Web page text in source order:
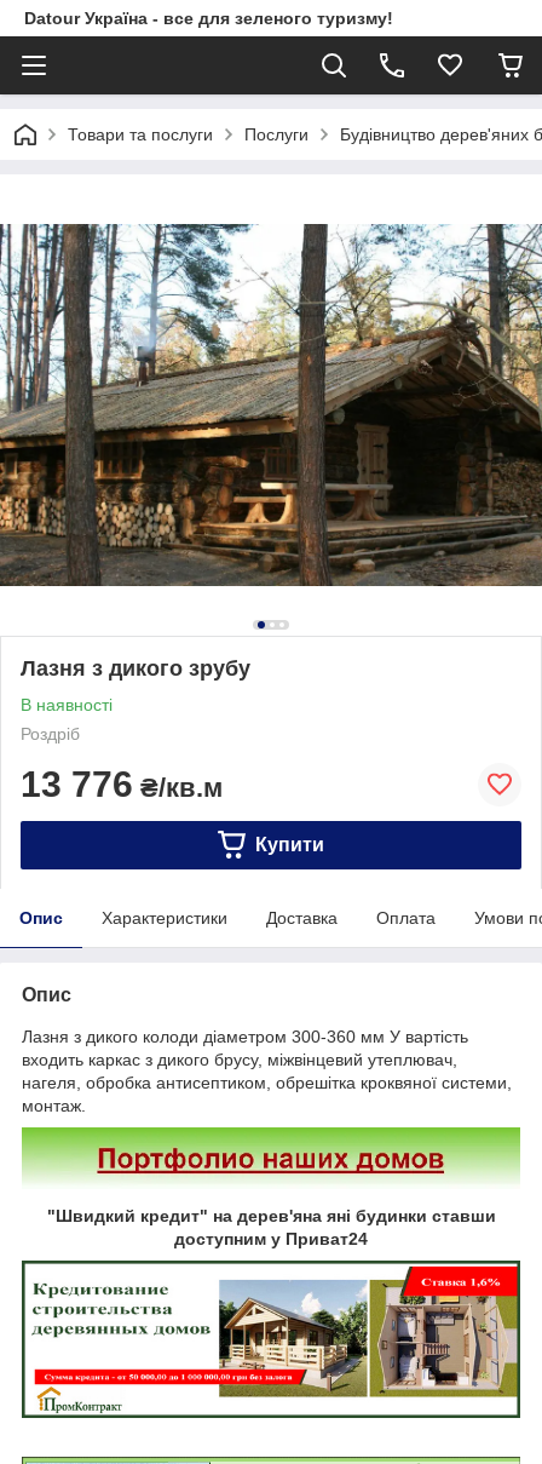
Datour Україна - все для зеленого туризму!
Товари та послуги Послуги Будівництво дерев'яних
Лазня з дикого зрубу
В наявності
Роздріб
13 776 ₴/кв.м
Купити
Опис Характеристики Доставка Оплата Умови
Опис
Лазня з дикого колоди діаметром 300-360 мм У вартість
входить каркас з дикого брусу, міжвінцевий утеплювач,
нагеля, обробка антисептиком, обрешітка кроквяної системи,
монтаж.
"Швидкий кредит" на дерев'яна яні будинки ставши
доступним у Приват24